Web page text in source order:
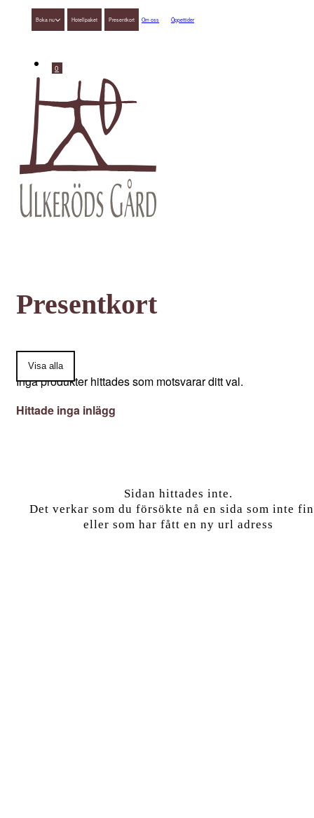
0
Boka nu Hotellpaket Presentkort Om oss Öppettider
Presentkort
Visa alla
Inga produkter hittades som motsvarar ditt val.
Hittade inga inlägg
Sidan hittades inte.
Det verkar som du försökte nå en sida som inte
eller som har fått en ny url adress